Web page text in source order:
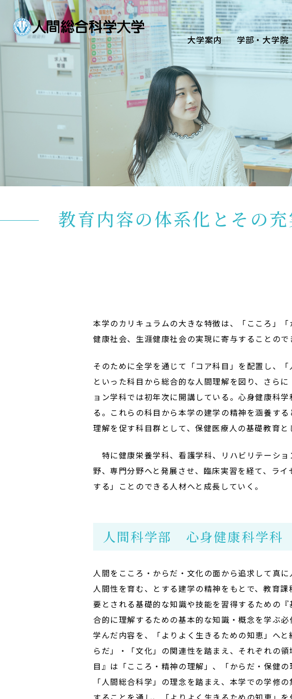
大学案内
Guide
学部・大学院
Department
資格・就職
Qualifications & Employment
学校生活
School Life
入学案内
入試イベント
受験生の
在学生の
卒業生の
大学院生
企業・病
通信制
資料請求・ダ
サイトポリシ
大学案内 学部・大学院
教育内容の体系化とその充
本学のカリキュラムの大きな特徴は、「こころ」
健康社会、生涯健康社会の実現に寄与することの
そのために全学を通じて「コア科目」を配置し、
といった科目から総合的な人間理解を図り、さら
ョン学科では初年次に開講している。心身健康科
る。これらの科目から本学の建学の精神を涵養す
理解を促す科目群として、保健医療人の基礎教育
特に健康栄養学科、看護学科、リハビリテーシ
野、専門分野へと発展させ、臨床実習を経て、ラ
する」ことのできる人材へと成長していく。
人間科学部 心身健康科学科
人間をこころ・からだ・文化の面から追求して真
人間性を育む、とする建学の精神をもとで、教育
要とされる基礎的な知識や技能を習得するための
合的に理解するための基本的な知識・概念を学ぶ
学んだ内容を、「よりよく生きるための知恵」へ
らだ」・「文化」の関連性を踏まえ、それぞれの
目』は「こころ・精神の理解」、「からだ・保健
「人間総合科学」の理念を踏まえ、本学での学修